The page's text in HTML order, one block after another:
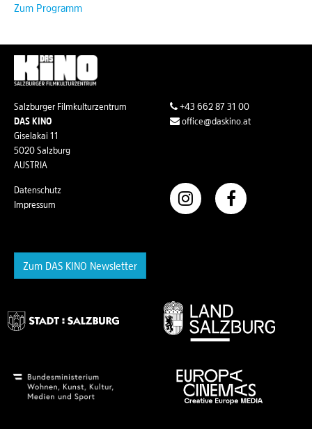
Zum Programm
Salzburger Filmkulturzentrum
DAS KINO
Giselakai 11
5020 Salzburg
AUSTRIA
+43 662 87 31 00
office@daskino.at
Datenschutz
Impressum
Zum DAS KINO Newsletter